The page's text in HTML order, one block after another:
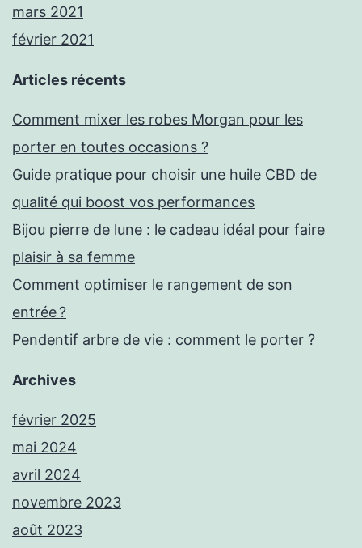
mars 2021
février 2021
Articles récents
Comment mixer les robes Morgan pour les
porter en toutes occasions ?
Guide pratique pour choisir une huile CBD de
qualité qui boost vos performances
Bijou pierre de lune : le cadeau idéal pour faire
plaisir à sa femme
Comment optimiser le rangement de son
entrée ?
Pendentif arbre de vie : comment le porter ?
Archives
février 2025
mai 2024
avril 2024
novembre 2023
août 2023